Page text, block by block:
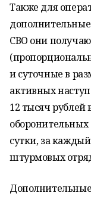
Также для
СВО они
и суточные в
активных
12 тысяч рублей
сутки, за
штурмовых